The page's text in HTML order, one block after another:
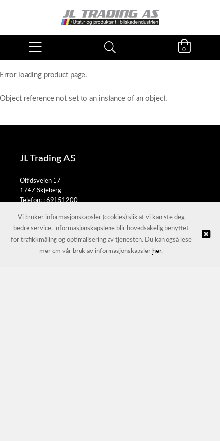
0
Error loading product page.
Object reference not set to an instance of an object.
JL Trading AS
Oltidsveien 17
1747 Skjeberg
Telefon: :69151200
© JL Trading AS |Nettbutikk levert av Kréatif
Vi bruker informasjonskapsler (cookies) slik at vi kan yte deg
bedre service. Informasjonskapslene blir hovedsakelig benyttet
for trafikkmåling og optimalisering av tjenesten. Du kan også lese
mer om vår bruk av informasjonskapsler her.